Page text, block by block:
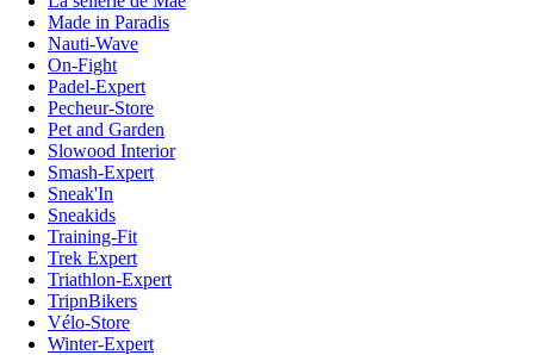
Made in Paradis
Nauti-Wave
On-Fight
Padel-Expert
Pecheur-Store
Pet and Garden
Slowood Interior
Smash-Expert
Sneak'In
Sneakids
Training-Fit
Trek Expert
Triathlon-Expert
TripnBikers
Vélo-Store
Winter-Expert